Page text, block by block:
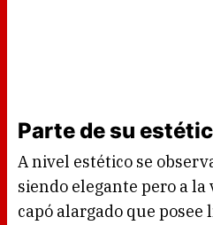
Parte de su
A nivel estético se
siendo elegante pero a la
capó alargado que